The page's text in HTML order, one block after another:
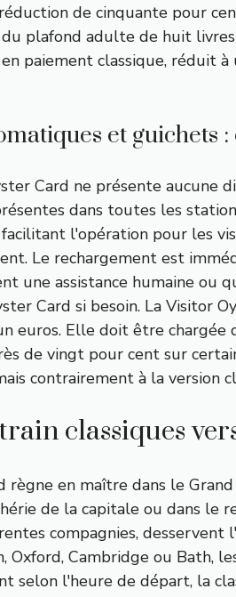
de cinquante pour
plafond adulte de huit
paiement classique, réduit
et guichets
Card ne présente
dans toutes les
l'opération pour les
Le rechargement est
une assistance humaine ou
Card si besoin. La Visitor
euros. Elle doit être
de vingt pour cent sur
contrairement à la
classiques
règne en maître dans le
de la capitale ou dans le
compagnies,
Oxford, Cambridge ou Bath,
selon l'heure de départ, la